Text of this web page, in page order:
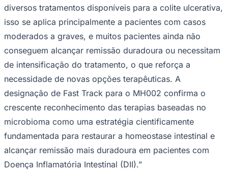
diversos tratamentos disponíveis para a colite ulcerativa,
isso se aplica principalmente a pacientes com casos
moderados a graves, e muitos pacientes ainda não
conseguem alcançar remissão duradoura ou necessitam
de intensificação do tratamento, o que reforça a
necessidade de novas opções terapêuticas. A
designação de Fast Track para o MH002 confirma o
crescente reconhecimento das terapias baseadas no
microbioma como uma estratégia cientificamente
fundamentada para restaurar a homeostase intestinal e
alcançar remissão mais duradoura em pacientes com
Doença Inflamatória Intestinal (DII).”